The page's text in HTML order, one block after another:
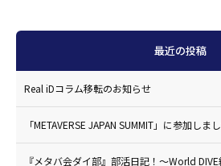
最近の投稿
Real iDコラム移転のお知らせ
「METAVERSE JAPAN SUMMIT」に参加しま
『メタバ会ダイ部』部活日記！〜World DIVE